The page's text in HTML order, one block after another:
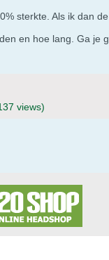
sterkte. Als ik dan
en hoe lang. Ga
views)